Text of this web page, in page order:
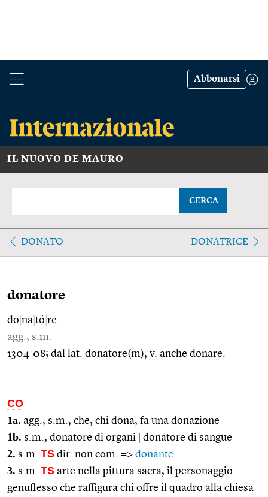
Abbonarsi
IL NUOVO DE MAURO
CERCA
DONATO DONATRICE
donatore
do na tó re
agg., s.m.
1304-08; dal lat. donatōre(m), v. anche donare.
CO
1a. agg., s.m., che, chi dona, fa una donazione
1b. s.m., donatore di organi donatore di sangue
2. s.m. TS dir. non com. => donante
3. s.m. TS arte nella pittura sacra, il personaggio
genuflesso che raffigura chi offre il quadro alla chiesa